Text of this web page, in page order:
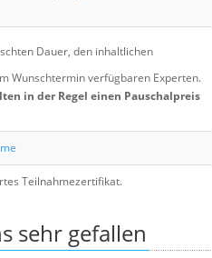
Dauer, den inhaltlichen
Wunschtermin verfügbaren Experten.
in der Regel einen Pauschalpreis
Teilnahmezertifikat.
sehr gefallen